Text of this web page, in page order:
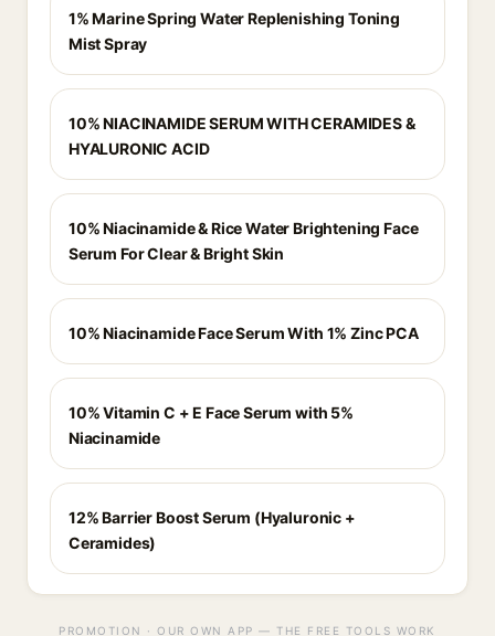
1% Marine Spring Water Replenishing Toning
Mist Spray
10% NIACINAMIDE SERUM WITH CERAMIDES &
HYALURONIC ACID
10% Niacinamide & Rice Water Brightening Face
Serum For Clear & Bright Skin
10% Niacinamide Face Serum With 1% Zinc PCA
10% Vitamin C + E Face Serum with 5%
Niacinamide
12% Barrier Boost Serum (Hyaluronic +
Ceramides)
PROMOTION · OUR OWN APP — THE FREE TOOLS WORK